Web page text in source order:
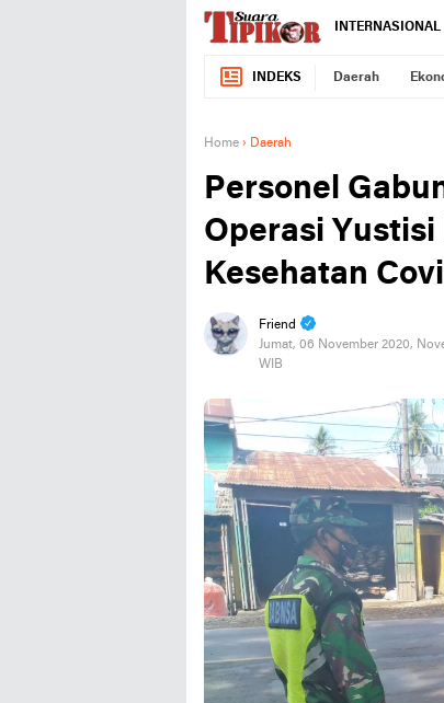
INTERNASIONAL
INDEKS Daerah
Home › Daerah
Personel
Operasi
Kesehatan
Friend
Jumat, 06 November 2020,
WIB